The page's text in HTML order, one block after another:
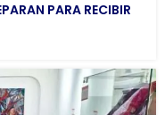
PARA RECIBIR